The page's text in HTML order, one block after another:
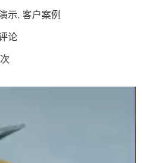
示, 客户案例
论